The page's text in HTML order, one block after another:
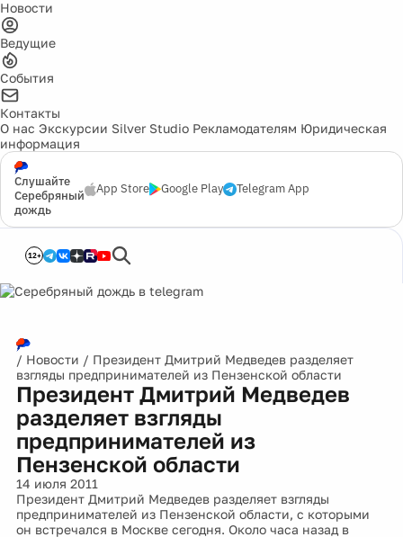
Новости
Ведущие
События
Контакты
О нас Экскурсии Silver Studio Рекламодателям Юридическая
информация
Слушайте
Серебряный
дождь
App Store Google Play Telegram App
12+
/ Новости / Президент Дмитрий Медведев разделяет
взгляды предпринимателей из Пензенской области
Президент Дмитрий Медведев
разделяет взгляды
предпринимателей из
Пензенской области
14 июля 2011
Президент Дмитрий Медведев разделяет взгляды
предпринимателей из Пензенской области, с которыми
он встречался в Москве сегодня. Около часа назад в